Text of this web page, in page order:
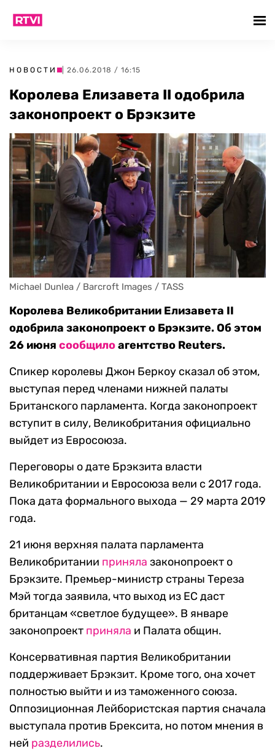
НОВОСТИ | 26.06.2018 / 16:15
Королева Елизавета II одобрила
законопроект о Брэкзите
Michael Dunlea / Barcroft Images / TASS
Королева Великобритании Елизавета II
одобрила законопроект о Брэкзите. Об этом
26 июня сообщилоагентство Reuters.
Спикер королевы Джон Беркоу сказал об этом,
выступая перед членами нижней палаты
Британского парламента. Когда законопроект
вступит в силу, Великобритания официально
выйдет из Евросоюза.
Переговоры о дате Брэкзита власти
Великобритании и Евросоюза вели с 2017 года.
Пока дата формального выхода — 29 марта 2019
года.
21 июня верхняя палата парламента
Великобритании приняла законопроект о
Брэкзите. Премьер-министр страны Тереза
Мэй тогда заявила, что выход из ЕС даст
британцам «светлое будущее». В январе
законопроект приняла и Палата общин.
Консервативная партия Великобритании
поддерживает Брэкзит. Кроме того, она хочет
полностью выйти и из таможенного союза.
Оппозиционная Лейбористская партия сначала
выступала против Брексита, но потом мнения в
ней разделились.